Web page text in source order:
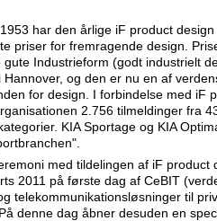
har den årlige iF product
priser for fremragende design.
gute Industrieform (godt industrielt
Hannover, og den er nu en af
for design. I forbindelse med iF
2.756 tilmeldinger fra
KIA Sportage og KIA
med tildelingen af iF product
2011 på første dag af CeBIT
telekommunikationsløsninger til
denne dag åbner desuden en